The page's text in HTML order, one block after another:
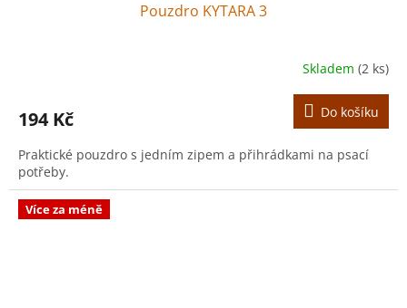
Pouzdro KYTARA 3
Skladem (2 ks)
194 Kč Do košíku
Praktické pouzdro s jedním zipem a přihrádkami na psací
potřeby.
Více za méně